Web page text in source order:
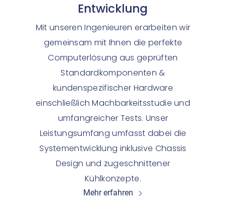
Entwicklung
Mit unseren Ingenieuren erarbeiten wir
gemeinsam mit Ihnen die perfekte
Computerlösung aus geprüften
Standardkomponenten &
kundenspezifischer Hardware
einschließlich Machbarkeitsstudie und
umfangreicher Tests. Unser
Leistungsumfang umfasst dabei die
Systementwicklung inklusive Chassis
Design und zugeschnittener
Kühlkonzepte.
Mehr erfahren